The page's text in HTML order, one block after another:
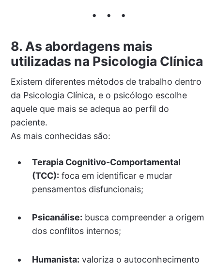
8. As abordagens mais
utilizadas na Psicologia Clínica
Existem diferentes métodos de trabalho dentro
da Psicologia Clínica, e o psicólogo escolhe
aquele que mais se adequa ao perfil do
paciente.
As mais conhecidas são:
Terapia Cognitivo-Comportamental
(TCC): foca em identificar e mudar
pensamentos disfuncionais;
Psicanálise: busca compreender a origem
dos conflitos internos;
Humanista: valoriza o autoconhecimento